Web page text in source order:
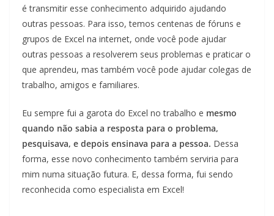
é transmitir esse conhecimento adquirido ajudando
outras pessoas. Para isso, temos centenas de fóruns e
grupos de Excel na internet, onde você pode ajudar
outras pessoas a resolverem seus problemas e praticar o
que aprendeu, mas também você pode ajudar colegas de
trabalho, amigos e familiares.
Eu sempre fui a garota do Excel no trabalho e mesmo
quando não sabia a resposta para o problema,
pesquisava, e depois ensinava para a pessoa. Dessa
forma, esse novo conhecimento também serviria para
mim numa situação futura. E, dessa forma, fui sendo
reconhecida como especialista em Excel!